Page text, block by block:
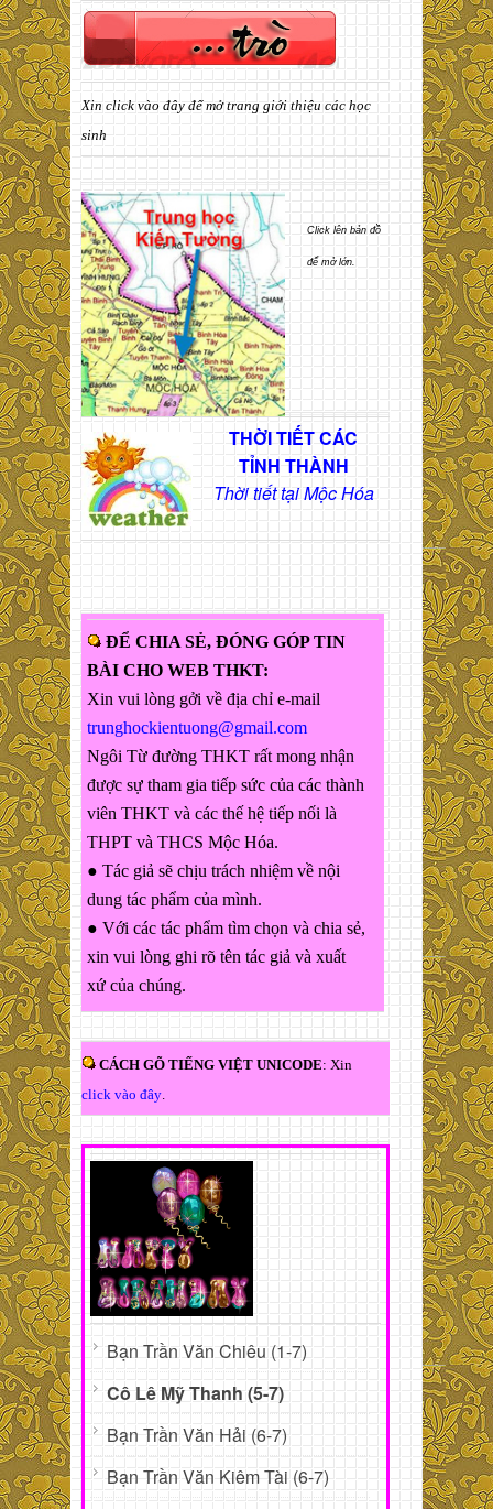
Xin click vào đây để mở trang giới thiệu các học
sinh
Click lên bản đồ
để mở lớn.
THỜI TIẾT CÁC
TỈNH THÀNH
Thời tiết tại Mộc Hóa
ĐỂ CHIA SẺ, ĐÓNG GÓP TIN
BÀI CHO WEB THKT:
Xin vui lòng gởi về địa chỉ e-mail
trunghockientuong@gmail.com
Ngôi Từ đường THKT rất mong nhận
được sự tham gia tiếp sức của các thành
viên THKT và các thế hệ tiếp nối là
THPT và THCS Mộc Hóa.
● Tác giả sẽ chịu trách nhiệm về nội
dung tác phẩm của mình.
● Với các tác phẩm tìm chọn và chia sẻ,
xin vui lòng ghi rõ tên tác giả và xuất
xứ của chúng.
CÁCH GÕ TIẾNG VIỆT UNICODE: Xin
click vào đây.
Bạn Trần Văn Chiêu (1-7)
Cô Lê Mỹ Thanh (5-7)
Bạn Trần Văn Hải (6-7)
Bạn Trần Văn Kiêm Tài (6-7)